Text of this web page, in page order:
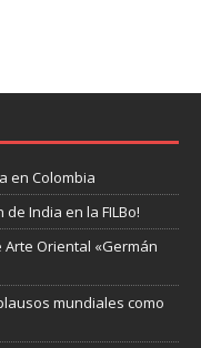
en Colombia
India en la FILBo!
Oriental «Germán
mundiales como